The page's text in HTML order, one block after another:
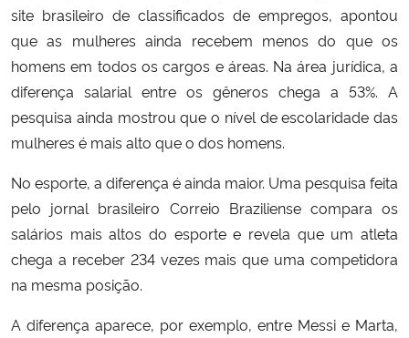
site brasileiro de classificados de empregos, apontou
que as mulheres ainda recebem menos do que os
homens em todos os cargos e áreas. Na área jurídica, a
diferença salarial entre os gêneros chega a 53%. A
pesquisa ainda mostrou que o nível de escolaridade das
mulheres é mais alto que o dos homens.
No esporte, a diferença é ainda maior. Uma pesquisa feita
pelo jornal brasileiro Correio Braziliense compara os
salários mais altos do esporte e revela que um atleta
chega a receber 234 vezes mais que uma competidora
na mesma posição.
A diferença aparece, por exemplo, entre Messi e Marta,